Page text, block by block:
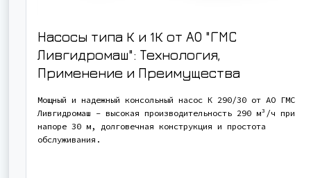
Насосы типа К и 1К от АО "ГМС
Ливгидромаш": Технология,
Применение и Преимущества
Мощный и надежный консольный насос К 290/30 от АО ГМС
Ливгидромаш - высокая производительность 290 м³/ч при
напоре 30 м, долговечная конструкция и простота
обслуживания.